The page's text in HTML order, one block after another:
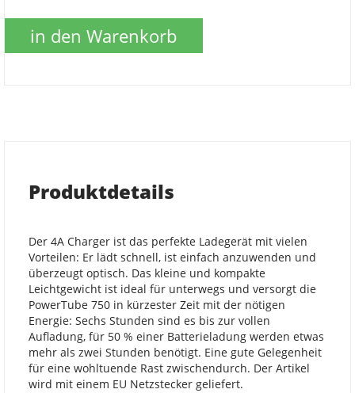
in den Warenkorb
Produktdetails
Der 4A Charger ist das perfekte Ladegerät mit vielen
Vorteilen: Er lädt schnell, ist einfach anzuwenden und
überzeugt optisch. Das kleine und kompakte
Leichtgewicht ist ideal für unterwegs und versorgt die
PowerTube 750 in kürzester Zeit mit der nötigen
Energie: Sechs Stunden sind es bis zur vollen
Aufladung, für 50 % einer Batterieladung werden etwas
mehr als zwei Stunden benötigt. Eine gute Gelegenheit
für eine wohltuende Rast zwischendurch. Der Artikel
wird mit einem EU Netzstecker geliefert.